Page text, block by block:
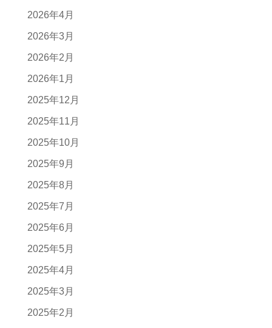
2026年4月
2026年3月
2026年2月
2026年1月
2025年12月
2025年11月
2025年10月
2025年9月
2025年8月
2025年7月
2025年6月
2025年5月
2025年4月
2025年3月
2025年2月